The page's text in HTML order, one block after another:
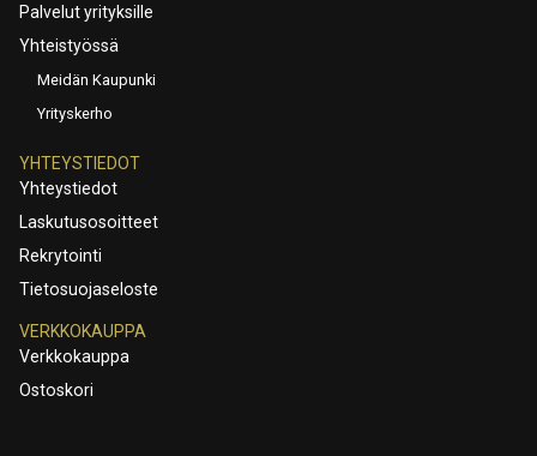
Palvelut yrityksille
Yhteistyössä
Meidän Kaupunki
Yrityskerho
YHTEYSTIEDOT
Yhteystiedot
Laskutusosoitteet
Rekrytointi
Tietosuojaseloste
VERKKOKAUPPA
Verkkokauppa
Ostoskori